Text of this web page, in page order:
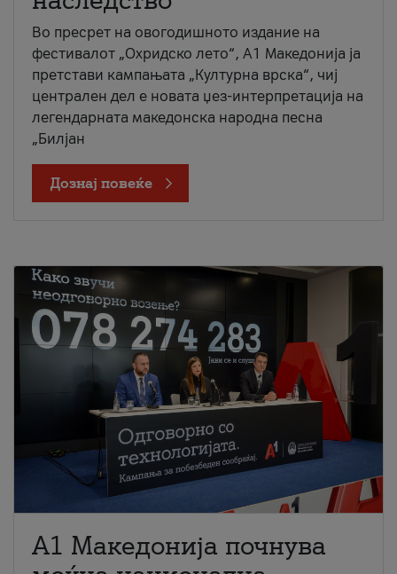
Во пресрет на овогодишното издание на
фестивалот „Охридско лето“, А1 Македонија ја
претстави кампањата „Културна врска“, чиј
централен дел е новата џез-интерпретација на
легендарната македонска народна песна
„Билјан
Дознај повеќе
A1 Македонија почнува